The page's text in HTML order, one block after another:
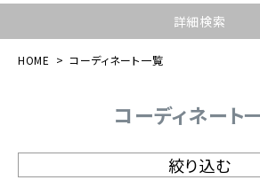
詳細検索
HOME コーディネート一覧
コーディネート
絞り込む